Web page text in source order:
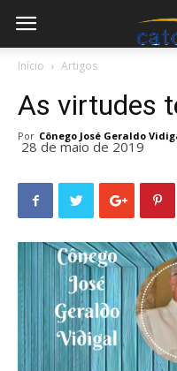
Início Artigos
As virtudes
Por Cônego José Geraldo
28 de maio de 2019